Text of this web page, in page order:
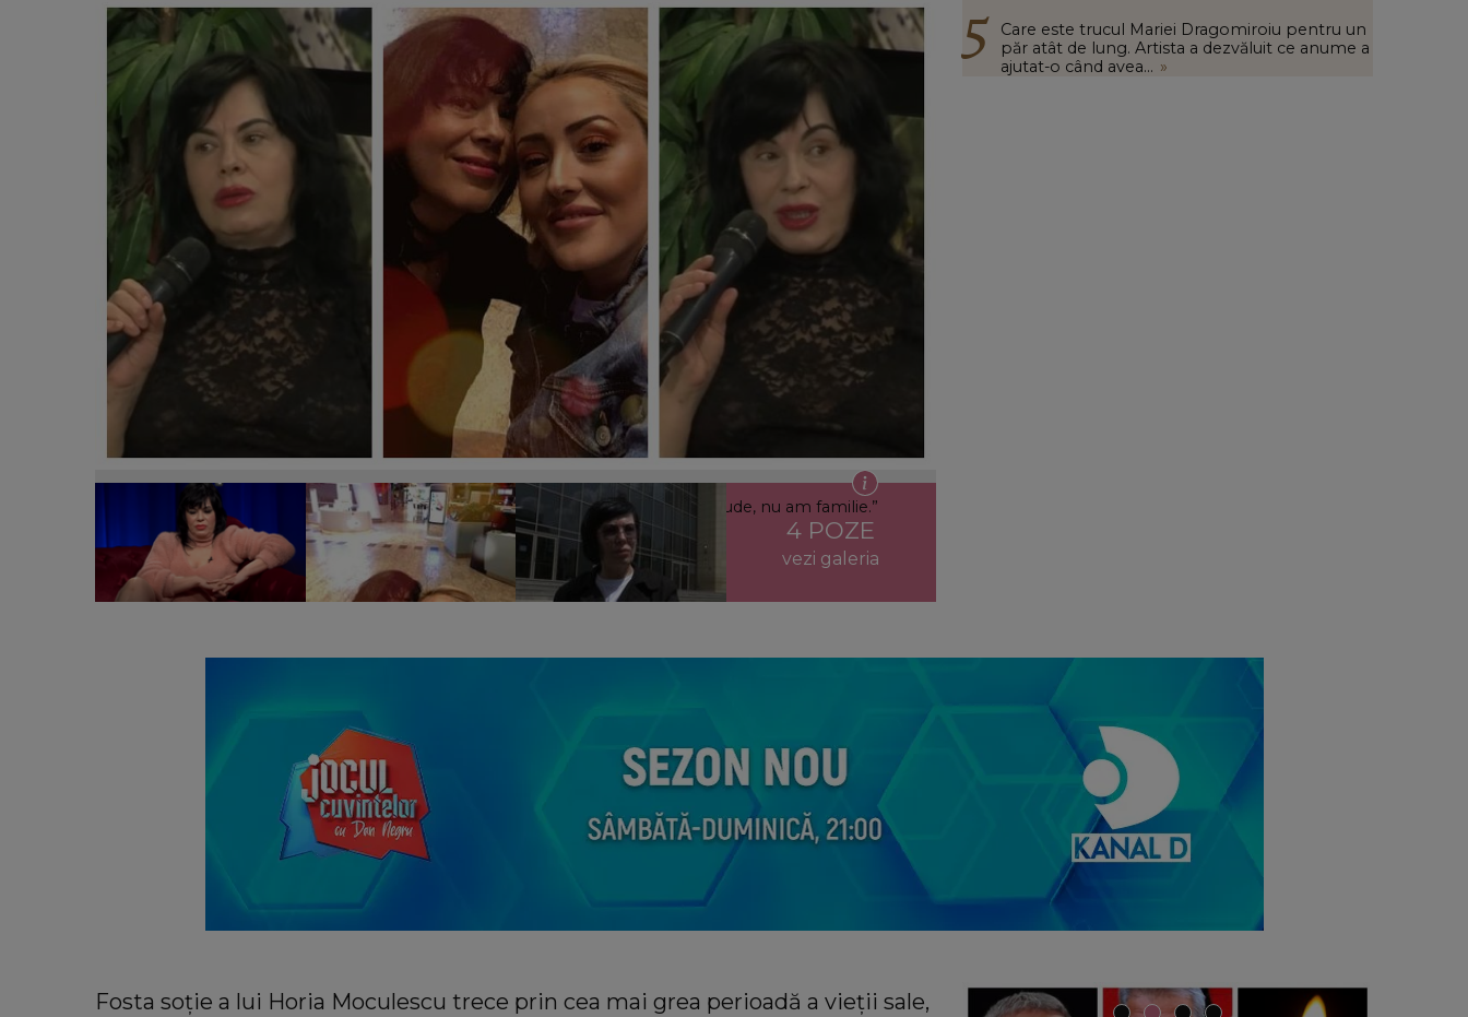
Mariana Moculescu, evacuată din casa în care locuia: „Nu am pe nimeni, nu am rude, nu am familie.”
4 POZE
vezi galeria
Care este trucul Mariei Dragomiroiu pentru un
păr atât de lung. Artista a dezvăluit ce anume a
ajutat-o când avea... »
Fosta soție a lui Horia Moculescu trece prin cea mai grea perioadă a vieții sale,